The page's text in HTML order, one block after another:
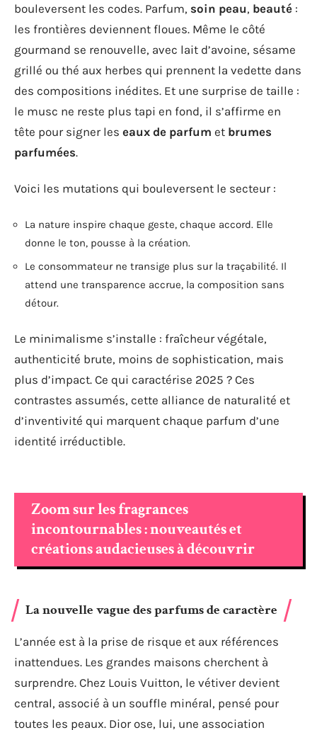
bouleversent les codes. Parfum, soin peau, beauté :
les frontières deviennent floues. Même le côté
gourmand se renouvelle, avec lait d’avoine, sésame
grillé ou thé aux herbes qui prennent la vedette dans
des compositions inédites. Et une surprise de taille :
le musc ne reste plus tapi en fond, il s’affirme en
tête pour signer les eaux de parfum et brumes
parfumées.
Voici les mutations qui bouleversent le secteur :
La nature inspire chaque geste, chaque accord. Elle
donne le ton, pousse à la création.
Le consommateur ne transige plus sur la traçabilité. Il
attend une transparence accrue, la composition sans
détour.
Le minimalisme s’installe : fraîcheur végétale,
authenticité brute, moins de sophistication, mais
plus d’impact. Ce qui caractérise 2025 ? Ces
contrastes assumés, cette alliance de naturalité et
d’inventivité qui marquent chaque parfum d’une
identité irréductible.
Zoom sur les fragrances
incontournables : nouveautés et
créations audacieuses à découvrir
La nouvelle vague des parfums de caractère
L’année est à la prise de risque et aux références
inattendues. Les grandes maisons cherchent à
surprendre. Chez Louis Vuitton, le vétiver devient
central, associé à un souffle minéral, pensé pour
toutes les peaux. Dior ose, lui, une association